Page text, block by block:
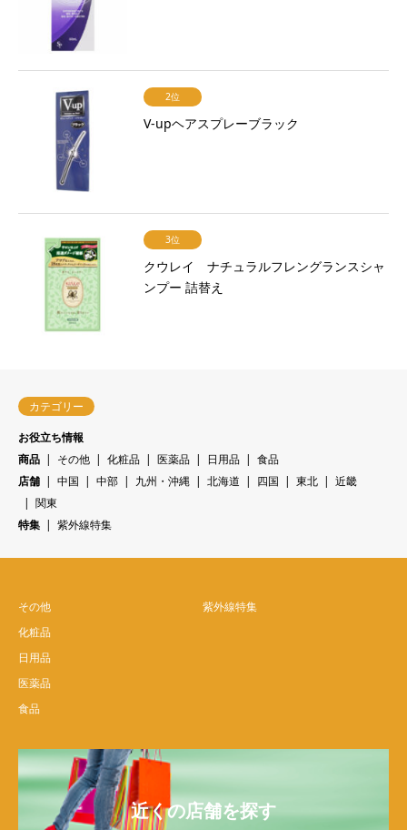
2位
V-upヘアスプレーブラック
3位
クウレイ ナチュラルフレングランスシャ
ンプー 詰替え
カテゴリー
お役立ち情報
商品
その他 化粧品 医薬品 日用品
食品
店舗
中国 中部 九州・沖縄 北海道 四国 東北
近畿
関東
特集
紫外線特集
その他
化粧品
日用品
医薬品
食品
紫外線特集
近くの店舗を探す